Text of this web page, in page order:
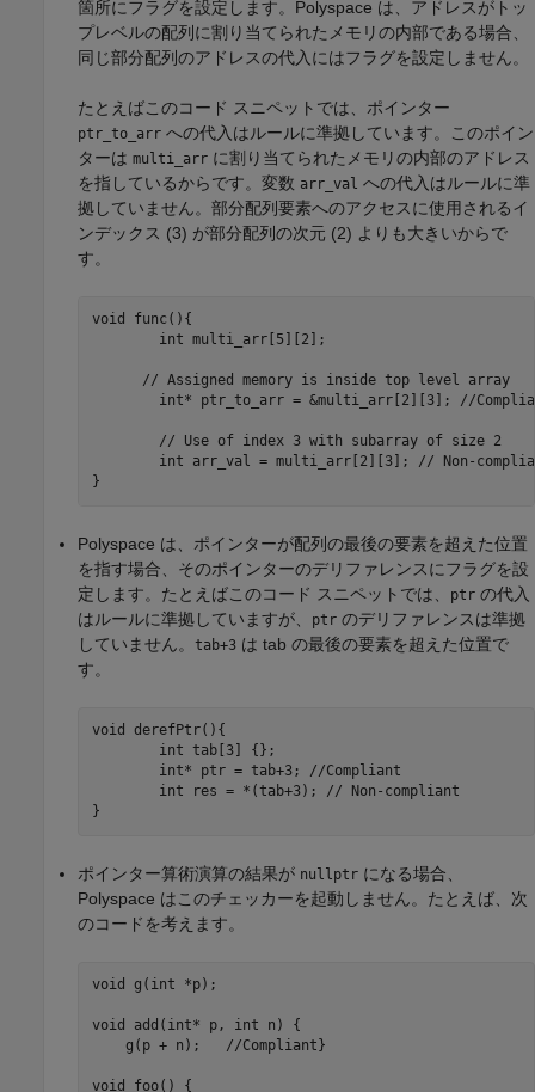
箇所にフラグを設定します。Polyspace は、アドレスがトッ
プレベルの配列に割り当てられたメモリの内部である場合、
同じ部分配列のアドレスの代入にはフラグを設定しません。
たとえばこのコード スニペットでは、ポインター
ptr_to_arr への代入はルールに準拠しています。このポイン
ターは multi_arr に割り当てられたメモリの内部のアドレス
を指しているからです。変数 arr_val への代入はルールに準
拠していません。部分配列要素へのアクセスに使用されるイ
ンデックス (3) が部分配列の次元 (2) よりも大きいからで
す。
void func(){
      // Assigned memory is inside top level array
}
Polyspace は、ポインターが配列の最後の要素を超えた位置
を指す場合、そのポインターのデリファレンスにフラグを設
定します。たとえばこのコード スニペットでは、
ptr の代入
はルールに準拠していますが、
ptr のデリファレンスは準拠
していません。 tab+3 は tab の最後の要素を超えた位置で
す。
void derefPtr(){
}
ポインター算術演算の結果が nullptr になる場合、
Polyspace はこのチェッカーを起動しません。たとえば、次
のコードを考えます。
void g(int *p);
void add(int* p, int n) {
    g(p + n);   //Compliant}
void foo() {